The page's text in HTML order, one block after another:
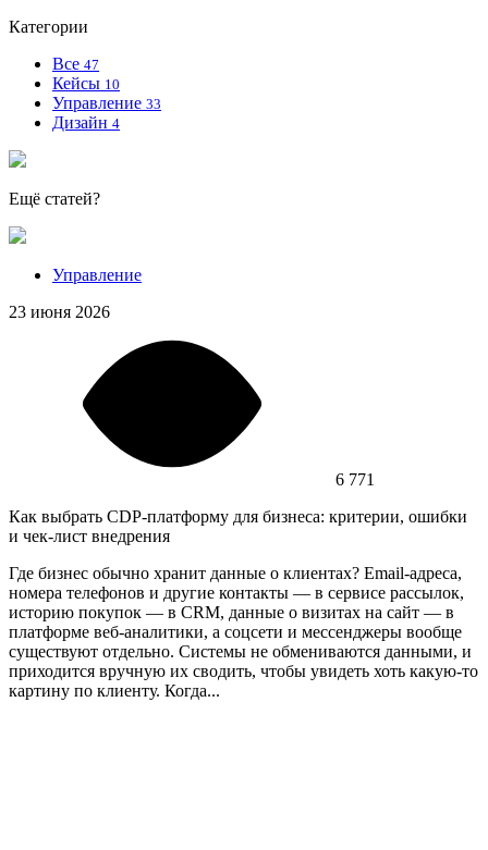
Категории
Все 47
Кейсы 10
Управление 33
Дизайн 4
Ещё статей?
Управление
23 июня 2026
6 771
Как выбрать CDP-платформу для бизнеса: критерии, ошибки
и чек-лист внедрения
Где бизнес обычно хранит данные о клиентах? Email-адреса,
номера телефонов и другие контакты — в сервисе рассылок,
историю покупок — в CRM, данные о визитах на сайт — в
платформе веб-аналитики, а соцсети и мессенджеры вообще
существуют отдельно. Системы не обмениваются данными, и
приходится вручную их сводить, чтобы увидеть хоть какую-то
картину по клиенту. Когда...